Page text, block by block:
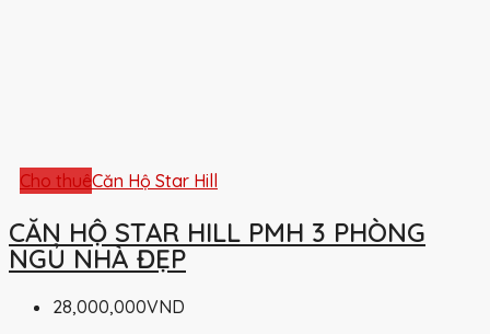
Cho thuêCăn Hộ Star Hill
CĂN HỘ STAR HILL PMH 3 PHÒNG
NGỦ NHÀ ĐẸP
28,000,000VND